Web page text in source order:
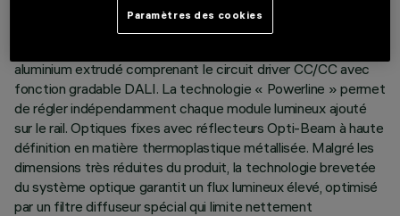
Projecteur linéaire fixe à 5 éléments optiques avec
adaptateur pour installation sur rail à basse tension 48V
aluminium extrudé comprenant le circuit driver CC/CC avec
fonction gradable DALI. La technologie « Powerline » permet
de régler indépendamment chaque module lumineux ajouté
sur le rail. Optiques fixes avec réflecteurs Opti-Beam à haute
définition en matière thermoplastique métallisée. Malgré les
dimensions très réduites du produit, la technologie brevetée
du système optique garantit un flux lumineux élevé, optimisé
par un filtre diffuseur spécial qui limite nettement
Paramètres des cookies